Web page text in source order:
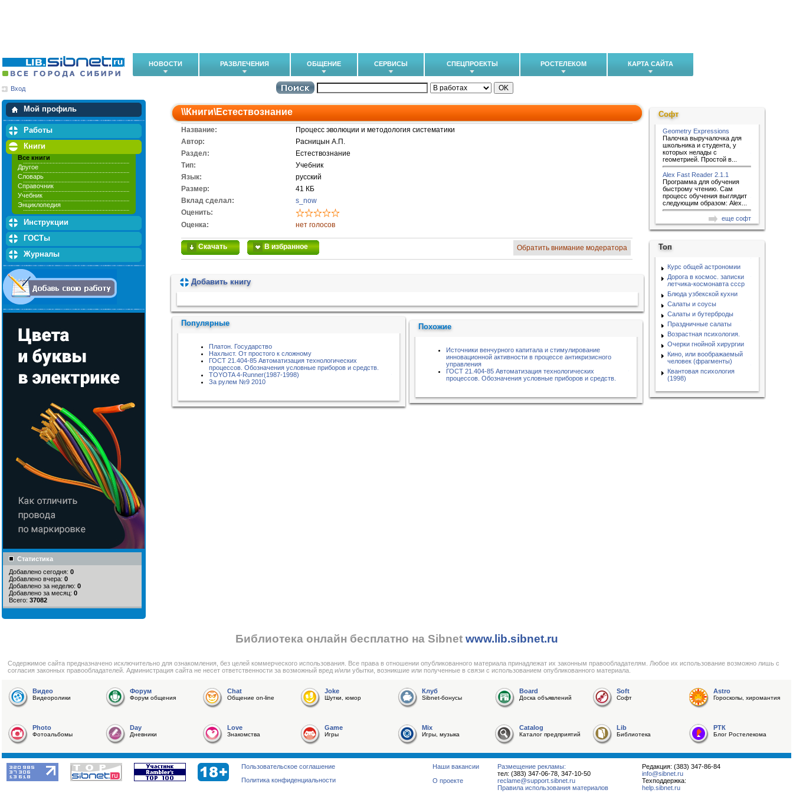
НОВОСТИ РАЗВЛЕЧЕНИЯ ОБЩЕНИЕ СЕРВИСЫ СПЕЦПРОЕКТЫ РОСТЕЛЕКОМ КАРТА САЙТА
Вход
Мой профиль
Мои закладки
Работы
Книги
Все книги
Другое
Словарь
Справочник
Учебник
Энциклопедия
Инструкции
ГОСТы
Журналы
Статистика
Добавлено сегодня: 0
Добавлено вчера: 0
Добавлено за неделю: 0
Добавлено за месяц: 0
Всего: 37082
\\Книги\Естествознание
Название:
Процесс эволюции и методология систематики
Автор:
Расницын А.П.
Раздел:
Естествознание
Тип:
Учебник
Язык:
русский
Размер:
41 КБ
Вклад сделал:
s_now
Оценить:
Оценка:
нет голосов
Скачать В избранное Обратить внимание модератора
Добавить книгу
Популярные
Платон. Государство
Нахлыст. От простого к сложному
ГОСТ 21.404-85 Автоматизация технологических
процессов. Обозначения условные приборов и средств.
TOYOTA 4-Runner(1987-1998)
За рулем №9 2010
Похожие
Источники венчурного капитала и стимулирование
инновационной активности в процессе антикризисного
управления
ГОСТ 21.404-85 Автоматизация технологических
процессов. Обозначения условные приборов и средств.
Софт
Geometry Expressions
Палочка выручалочка для
школьника и студента, у
которых нелады с
геометрией. Простой в...
Alex Fast Reader 2.1.1
Программа для обучения
быстрому чтению. Сам
процесс обучения выглядит
следующим образом: Alex...
еще софт
Топ
Курс общей астрономии
Дорога в космос. записки
летчика-космонавта ссср
Блюда узбекской кухни
Салаты и соусы
Салаты и бутерброды
Праздничные салаты
Возрастная психология.
Очерки гнойной хирургии
Кино, или воображаемый
человек (фрагменты)
Квантовая психология
(1998)
Библиотека онлайн бесплатно на Sibnet www.lib.sibnet.ru
Cодержимое сайта предназначено исключительно для ознакомления, без целей коммерческого использования. Все права в отношении опубликованного материала принадлежат их законным правообладателям. Любое их использование возможно лишь с
согласия законных правообладателей. Администрация сайта не несет ответственности за возможный вред и/или убытки, возникшие или полученные в связи с использованием опубликованного материала.
Видео
Видеоролики
Форум
Форум общения
Chat
Общение on-line
Joke
Шутки, юмор
Клуб
Sibnet-бонусы
Board
Доска объявлений
Soft
Софт
Astro
Гороскопы, хиромантия
Photo
Фотоальбомы
Day
Дневники
Love
Знакомства
Game
Игры
Mix
Игры, музыка
Catalog
Каталог предприятий
Lib
Библиотека
РТК
Блог Ростелекома
Редакция: (383) 347-86-84
info@sibnet.ru
Техподдержка:
help.sibnet.ru
Размещение рекламы:
тел: (383) 347-06-78, 347-10-50
reclame@support.sibnet.ru
Правила использования материалов
Наши вакансии
О проекте
Пользовательское соглашение
Политика конфиденциальности